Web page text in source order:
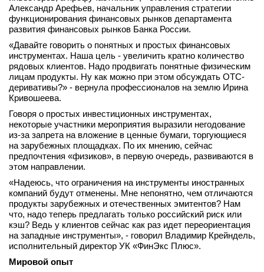
Александр Арефьев, начальник управления стратегии
функционирования финансовых рынков департамента
развития финансовых рынков Банка России.
«Давайте говорить о понятных и простых финансовых
инструментах. Наша цель - увеличить кратно количество
рядовых клиентов. Надо продвигать понятные физическим
лицам продукты. Ну как можно при этом обсуждать OTC-
деривативы?» - вернула профессионалов на землю Ирина
Кривошеева.
Говоря о простых инвестиционных инструментах,
некоторые участники мероприятия выразили негодование
из-за запрета на вложение в ценные бумаги, торгующиеся
на зарубежных площадках. По их мнению, сейчас
предпочтения «физиков», в первую очередь, развиваются в
этом направлении.
«Надеюсь, что ограничения на инструменты иностранных
компаний будут отменены. Мне непонятно, чем отличаются
продукты зарубежных и отечественных эмитентов? Нам
что, надо теперь предлагать только российский риск или
кэш? Ведь у клиентов сейчас как раз идет переориентация
на западные инструменты», - говорил Владимир Крейндель,
исполнительный директор УК «ФинЭкс Плюс».
Мировой опыт